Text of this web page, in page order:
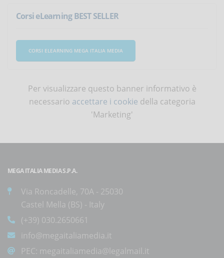
Corsi eLearning BEST SELLER
CORSI ELEARNING MEGA ITALIA MEDIA
Per visualizzare questo banner informativo è
necessario accettare i cookie della categoria
'Marketing'
MEGA ITALIA MEDIA S.P.A.
Via Roncadelle, 70A - 25030
Castel Mella (BS) - Italy
(+39) 030.2650661
info@megaitaliamedia.it
PEC: megaitaliamedia@legalmail.it